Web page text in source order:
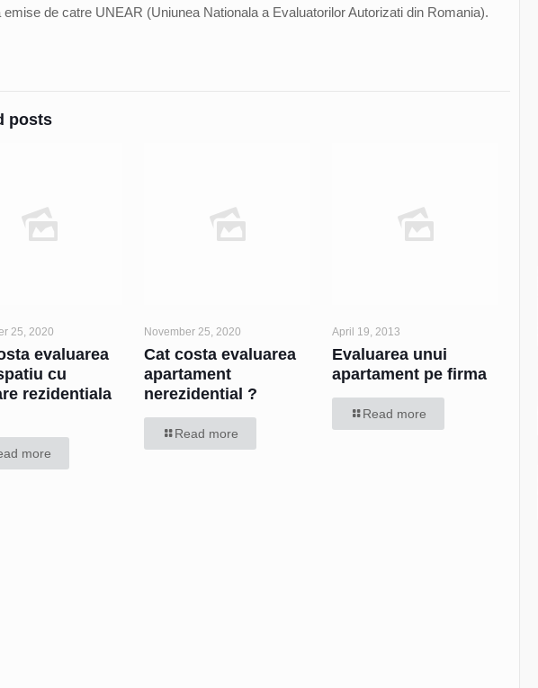
emise de catre UNEAR (Uniunea Nationala a Evaluatorilor Autorizati din Romania).
posts
25, 2020
evaluarea
cu
rezidentiala
more
November 25, 2020
Cat costa evaluarea
apartament
nerezidential ?
Read more
April 19, 2013
Evaluarea unui
apartament pe firma
Read more